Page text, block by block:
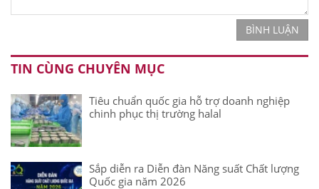
BÌNH LUẬN
TIN CÙNG CHUYÊN MỤC
Tiêu chuẩn quốc gia hỗ trợ doanh nghiệp
chinh phục thị trường halal
Sắp diễn ra Diễn đàn Năng suất Chất lượng
Quốc gia năm 2026